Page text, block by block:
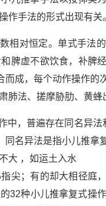
作手法的形式出现有关
相对恒定。单式手法
脾虚不欲饮食，补脾
而成，每个动作操作
肺法、搓摩胁肋、黄蜂
中，普遍存在同名异法
同名异法是指小儿推拿
大 ，如运土入水
尖；有的却大相径庭
32种小儿推拿复式操